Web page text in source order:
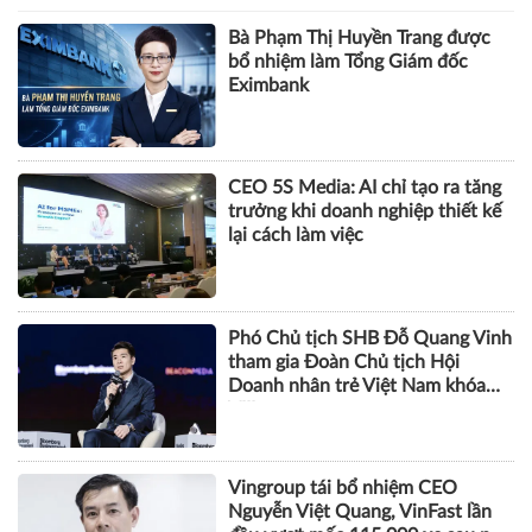
Bà Phạm Thị Huyền Trang được
bổ nhiệm làm Tổng Giám đốc
Eximbank
CEO 5S Media: AI chỉ tạo ra tăng
trưởng khi doanh nghiệp thiết kế
lại cách làm việc
Phó Chủ tịch SHB Đỗ Quang Vinh
tham gia Đoàn Chủ tịch Hội
Doanh nhân trẻ Việt Nam khóa
Vingroup tái bổ nhiệm CEO
Nguyễn Việt Quang, VinFast lần